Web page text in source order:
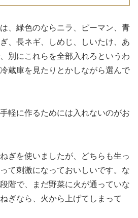
、緑色のならニラ、ピーマン、青
、長ネギ、しめじ、しいたけ、あ
別にこれらを全部入れろというわ
蔵庫を見たりとかしながら選んで
軽に作るためには入れないのがお
ぎを使いましたが、どちらも生っ
て刺激になっておいしいです。な
階で、まだ野菜に火が通っていな
ぎなら、火から上げてしまって